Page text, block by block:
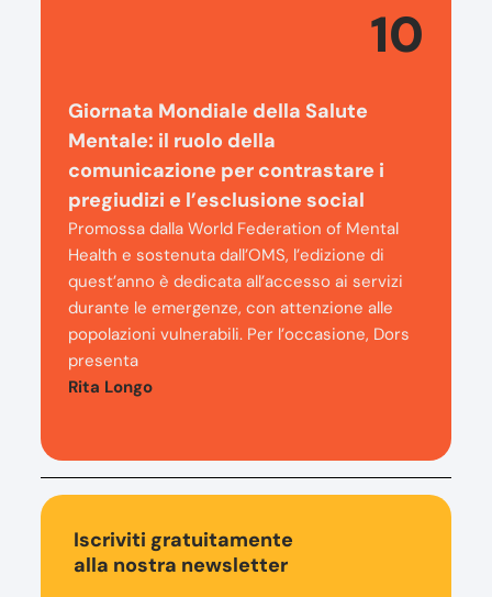
10
Giornata Mondiale della Salute
Mentale: il ruolo della
comunicazione per contrastare i
pregiudizi e l’esclusione social
Promossa dalla World Federation of Mental
Health e sostenuta dall’OMS, l’edizione di
quest’anno è dedicata all’accesso ai servizi
durante le emergenze, con attenzione alle
popolazioni vulnerabili. Per l’occasione, Dors
presenta
Rita Longo
Iscriviti gratuitamente
alla nostra newsletter